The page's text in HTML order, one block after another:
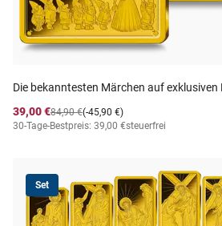
Die bekanntesten Märchen auf exklusiven
39,00 €
(-45,90 €)
84,90 €
30-Tage-Bestpreis: 39,00 €steuerfrei
Set